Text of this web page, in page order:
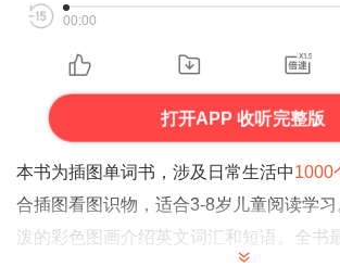
00:00
打开APP 收听完整版
本书为插图单词书，涉及日常生活中1000
合插图看图识物，适合3-8岁儿童阅读学
泼的彩色图画介绍英文词汇和短语。全书